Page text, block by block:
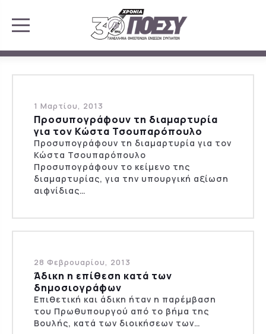
1 Μαρτίου, 2013
Προσυπογράφουν τη διαμαρτυρία
για τον Κώστα Τσουπαρόπουλο
Προσυπογράφουν τη διαμαρτυρία για τον
Κώστα Τσουπαρόπουλο
Προσυπογράφουν το κείμενο της
διαμαρτυρίας, για την υπουργική αξίωση
αιφνίδιας…
28 Φεβρουαρίου, 2013
Άδικη η επίθεση κατά των
δημοσιογράφων
Επιθετική και άδικη ήταν η παρέμβαση
του Πρωθυπουργού από το βήμα της
Βουλής, κατά των διοικήσεων των…